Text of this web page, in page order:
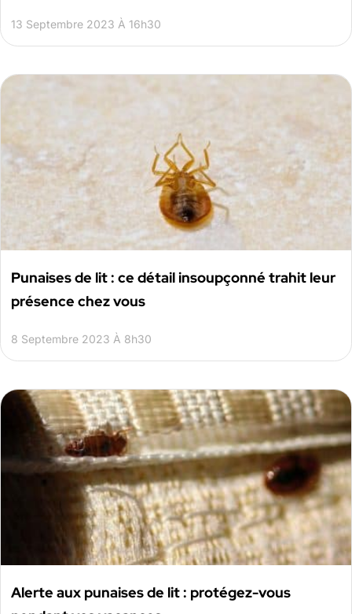
13 Septembre 2023 À 16h30
Punaises de lit : ce détail insoupçonné trahit leur
présence chez vous
8 Septembre 2023 À 8h30
Alerte aux punaises de lit : protégez-vous